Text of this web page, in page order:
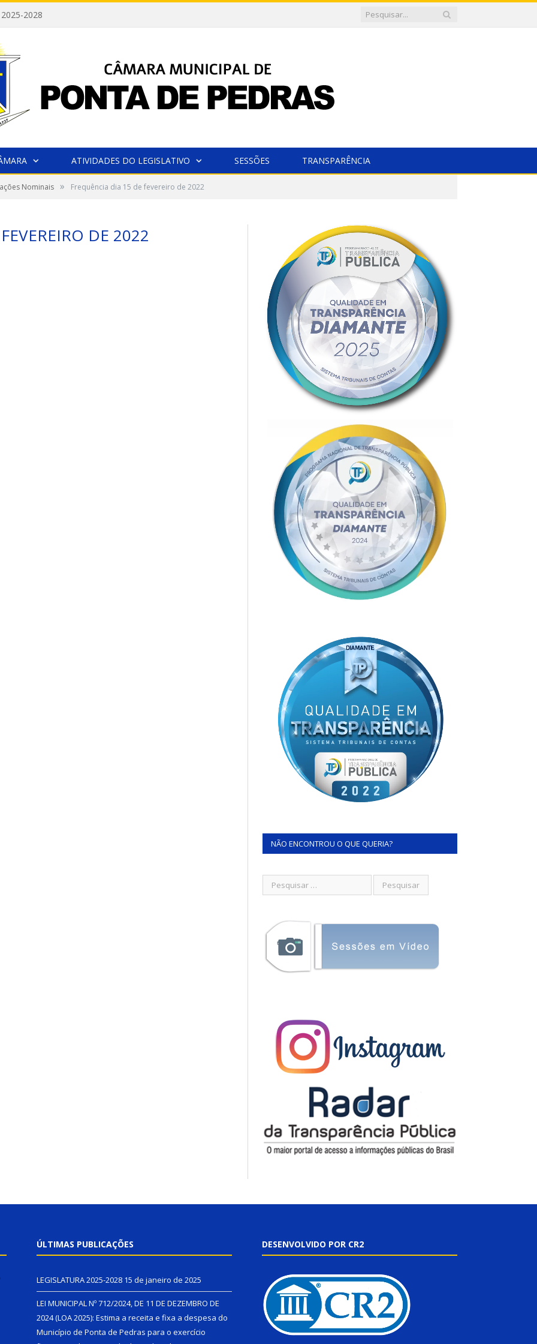
2025-2028
ATIVIDADES DO LEGISLATIVO SESSÕES TRANSPARÊNCIA
Nominais » Frequência dia 15 de fevereiro de 2022
DE 2022
NÃO ENCONTROU O QUE QUERIA?
ÚLTIMAS PUBLICAÇÕES
LEGISLATURA 2025-2028 15 de janeiro de 2025
LEI MUNICIPAL Nº 712/2024, DE 11 DE DEZEMBRO DE
2024 (LOA 2025): Estima a receita e fixa a despesa do
Município de Ponta de Pedras para o exercício
DESENVOLVIDO POR CR2